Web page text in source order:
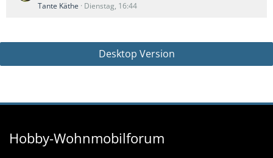
Tante Käthe Dienstag, 16:44
Desktop Version
Hobby-Wohnmobilforum